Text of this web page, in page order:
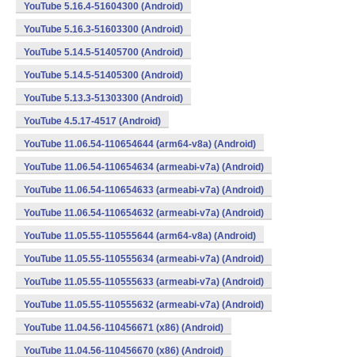
YouTube 5.16.4-51604300 (Android)
YouTube 5.16.3-51603300 (Android)
YouTube 5.14.5-51405700 (Android)
YouTube 5.14.5-51405300 (Android)
YouTube 5.13.3-51303300 (Android)
YouTube 4.5.17-4517 (Android)
YouTube 11.06.54-110654644 (arm64-v8a) (Android)
YouTube 11.06.54-110654634 (armeabi-v7a) (Android)
YouTube 11.06.54-110654633 (armeabi-v7a) (Android)
YouTube 11.06.54-110654632 (armeabi-v7a) (Android)
YouTube 11.05.55-110555644 (arm64-v8a) (Android)
YouTube 11.05.55-110555634 (armeabi-v7a) (Android)
YouTube 11.05.55-110555633 (armeabi-v7a) (Android)
YouTube 11.05.55-110555632 (armeabi-v7a) (Android)
YouTube 11.04.56-110456671 (x86) (Android)
YouTube 11.04.56-110456670 (x86) (Android)